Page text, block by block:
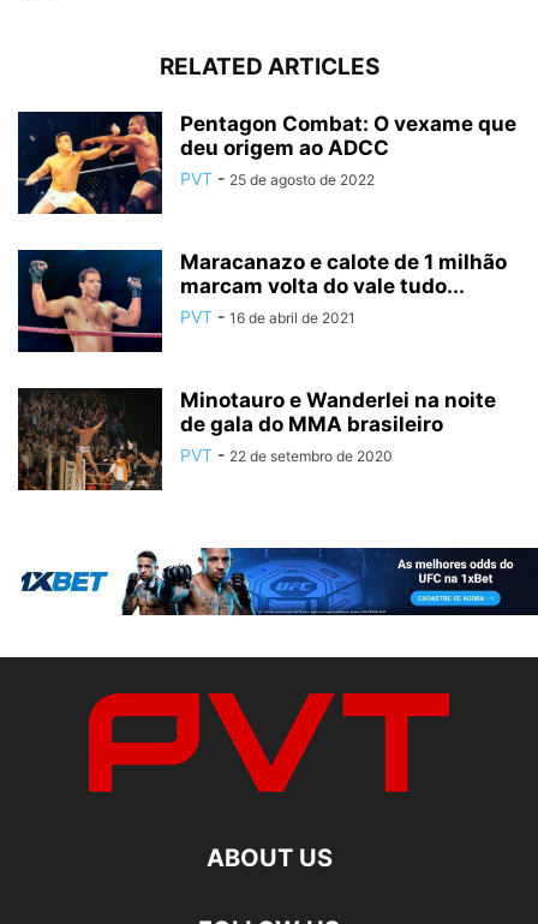
RELATED ARTICLES
Pentagon Combat: O vexame que
deu origem ao ADCC
PVT - 25 de agosto de 2022
Maracanazo e calote de 1 milhão
marcam volta do vale tudo...
PVT - 16 de abril de 2021
Minotauro e Wanderlei na noite
de gala do MMA brasileiro
PVT - 22 de setembro de 2020
ABOUT US